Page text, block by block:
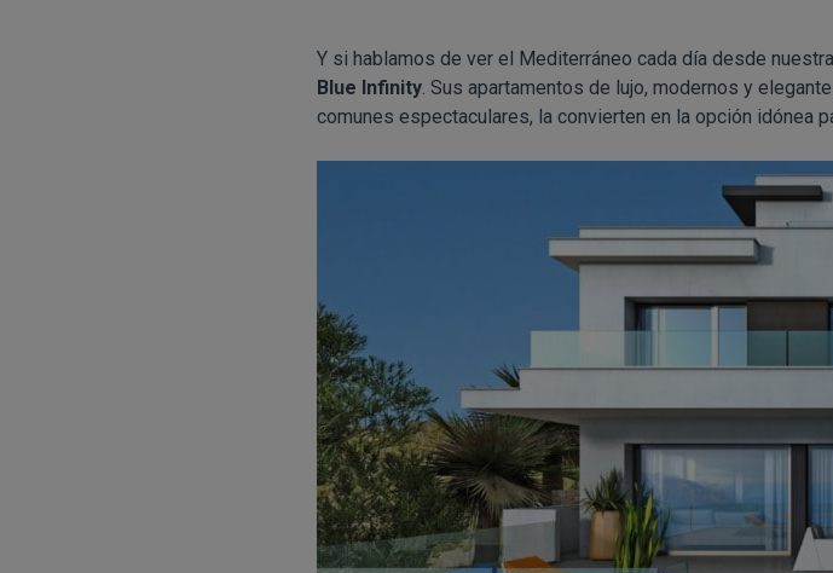
Y si hablamos de ver el Mediterráneo cada día desde
Blue Infinity. Sus apartamentos de lujo, modernos y
comunes espectaculares, la convierten en la opción idónea